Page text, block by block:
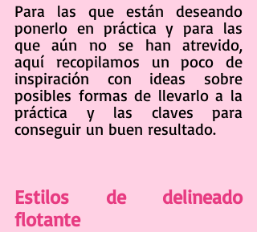
Para las que están deseando
ponerlo en práctica y para las
que aún no se han atrevido,
aquí recopilamos un poco de
inspiración con ideas sobre
posibles formas de llevarlo a la
práctica y las claves para
conseguir un buen resultado.
Estilos de delineado
flotante